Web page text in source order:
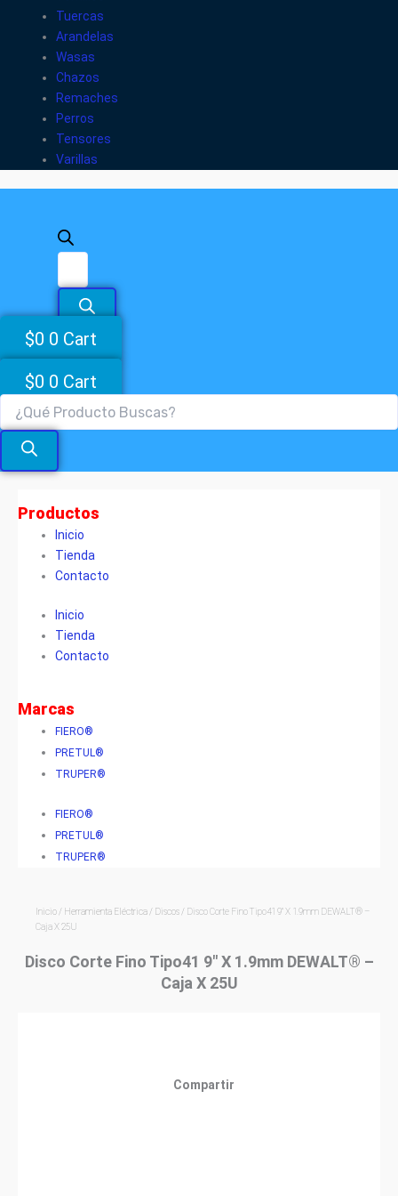
Tuercas
Arandelas
Wasas
Chazos
Remaches
Perros
Tensores
Varillas
$0 0 Cart
$0 0 Cart
Productos
Inicio
Tienda
Contacto
Inicio
Tienda
Contacto
Marcas
FIERO®
PRETUL®
TRUPER®
FIERO®
PRETUL®
TRUPER®
Inicio / Herramienta Eléctrica / Discos / Disco Corte Fino Tipo41 9″ X 1.9mm DEWALT® –
Caja X 25U
Disco Corte Fino Tipo41 9″ X 1.9mm DEWALT® –
Caja X 25U
Compartir